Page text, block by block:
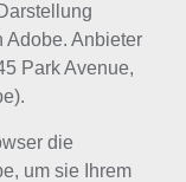
Adobe. Anbieter
Park Avenue,
die
um sie Ihrem